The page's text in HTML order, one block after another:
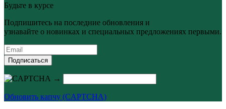
Будьте в курсе
Подпишитесь на последние обновления и
узнавайте о новинках и специальных предложениях первыми.
Подписаться
→
Обновить капчу (CAPTCHA)